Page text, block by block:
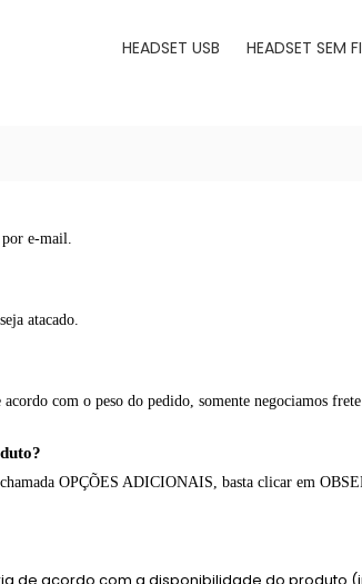
HEADSET USB HEADSET SEM
por e-mail.
atacado.
com o peso do pedido, somente negociamos
OPÇÕES ADICIONAIS, basta clicar em